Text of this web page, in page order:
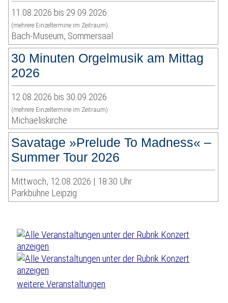
11.08.2026 bis 29.09.2026
(mehrere Einzeltermine im Zeitraum)
Bach-Museum, Sommersaal
30 Minuten Orgelmusik am Mittag
2026
12.08.2026 bis 30.09.2026
(mehrere Einzeltermine im Zeitraum)
Michaeliskirche
Savatage »Prelude To Madness« –
Summer Tour 2026
Mittwoch, 12.08.2026 | 18:30 Uhr
Parkbühne Leipzig
weitere Veranstaltungen